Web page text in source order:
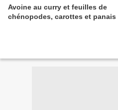
Avoine au curry et feuilles de
chénopodes, carottes et panais